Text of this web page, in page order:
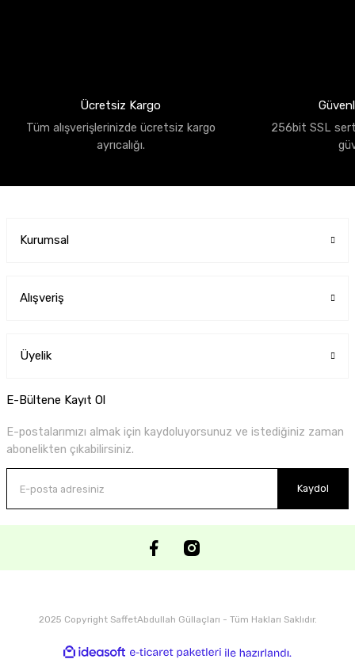
Ücretsiz Kargo
Tüm alışverişlerinizde ücretsiz kargo
ayrıcalığı.
256bit SSL
Kurumsal
Alışveriş
Üyelik
E-Bültene Kayıt Ol
E-postalarımızı almak için kaydoluyorsunuz ve istediğiniz zaman
abonelikten çıkabilirsiniz.
Kaydol
2025 Copyright SaffetAbdullah Güllaçları - Tüm Hakları Saklıdır.
ideasoft e-